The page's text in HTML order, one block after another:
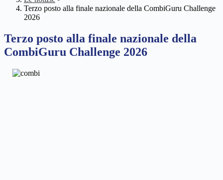
Terzo posto alla finale nazionale della CombiGuru Challenge
2026
Terzo posto alla finale nazionale della
CombiGuru Challenge 2026